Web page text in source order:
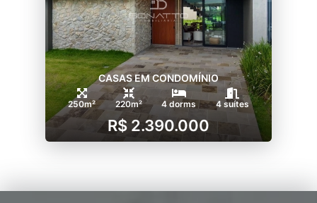
CASAS EM CONDOMÍNIO
250m² 220m² 4 dorms 4 suítes
R$ 2.390.000